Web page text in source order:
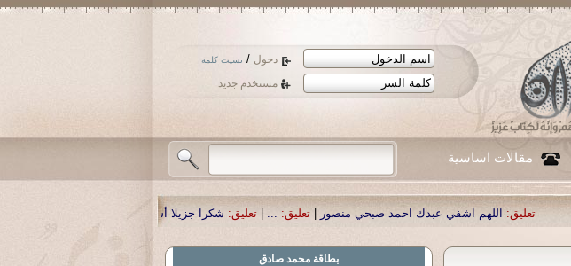
دخول / نسيت كلمة
مستخدم جديد
مقالات اساسية
اللهم اشفي عبدك احمد صبحي منصور |تعليق: ...
|تعليق: شكرا جزيلا أستاذ حمد الحمد .أكرمكم الله .
بطاقة محمد صادق